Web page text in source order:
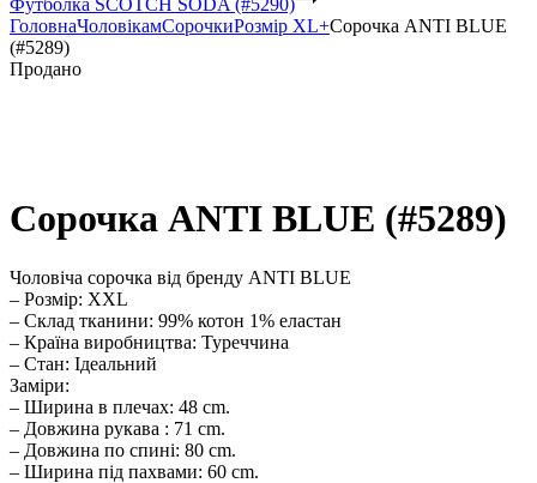
ГоловнаЧоловікамСорочкиРозмір XL+Сорочка ANTI BLUE
(#5289)
Продано
Сорочка ANTI BLUE (#5289)
Чоловіча сорочка від бренду ANTI BLUE
– Розмір: XXL
– Склад тканини: 99% котон 1% еластан
– Країна виробництва: Туреччина
– Стан: Ідеальний
Заміри:
– Ширина в плечах: 48 cm.
– Довжина рукава : 71 cm.
– Довжина по спині: 80 cm.
– Ширина під пахвами: 60 cm.